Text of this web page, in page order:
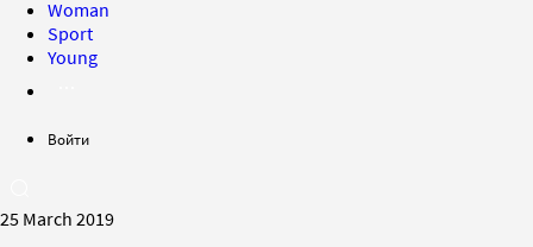
Woman
Sport
Young
Войти
25 March 2019